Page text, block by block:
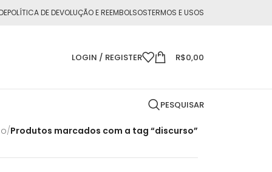
POLÍTICA DE DEVOLUÇÃO E REEMBOLSOSTERMOS E USOS
LOGIN / REGISTER R$0,00
PESQUISAR
/Produtos marcados com a tag “discurso”